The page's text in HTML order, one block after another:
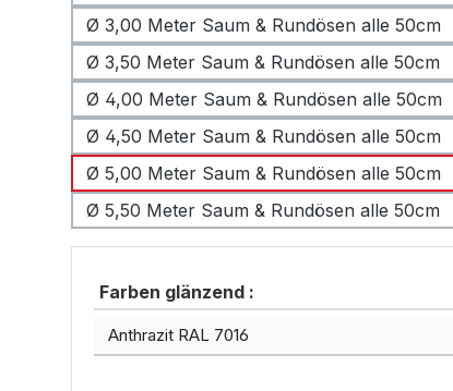
Ø 3,00 Meter Saum & Rundösen alle 50cm
Ø 3,50 Meter Saum & Rundösen alle 50cm
Ø 4,00 Meter Saum & Rundösen alle 50cm
Ø 4,50 Meter Saum & Rundösen alle 50cm
Ø 5,00 Meter Saum & Rundösen alle 50cm
Ø 5,50 Meter Saum & Rundösen alle 50cm
Farben glänzend :